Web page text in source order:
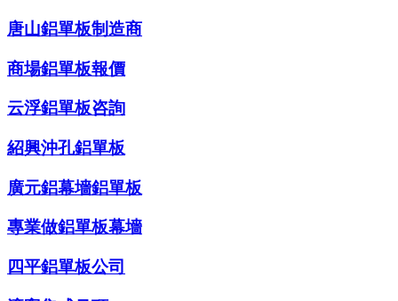
唐山鋁單板制造商
商場鋁單板報價
云浮鋁單板咨詢
紹興沖孔鋁單板
廣元鋁幕墻鋁單板
專業做鋁單板幕墻
四平鋁單板公司